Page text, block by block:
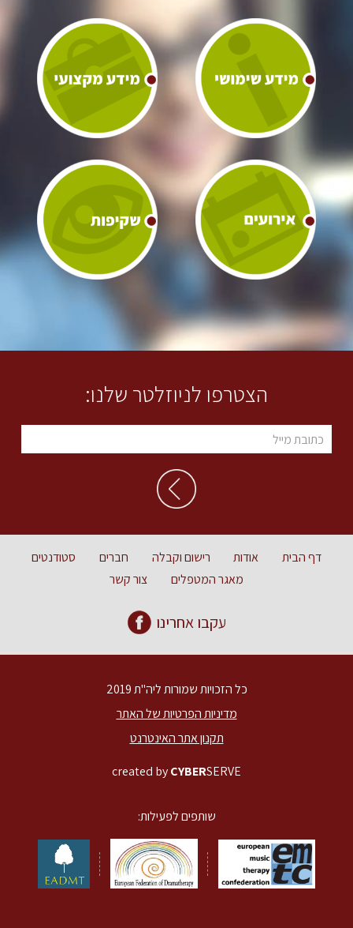
הצטרפו לניוזלטר שלנו:
דף הבית אודות רישום וקבלה חברים
סטודנטים
מאגר המטפלים
צור קשר
עקבו אחרינו
כל הזכויות שמורות ליה"ת 2019
מדיניות הפרטיות של האתר
תקנון אתר האינטרנט
created byCYBERSERVE
שותפים לפעילות: